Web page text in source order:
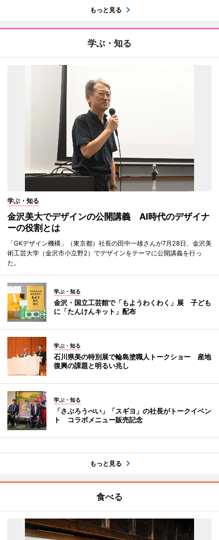
もっと見る
学ぶ・知る
学ぶ・知る
金沢美大でデザインの公開講義 AI時代のデザイナ
ーの役割とは
「GKデザイン機構」（東京都）社長の田中一雄さんが7月28日、金沢美
術工芸大学（金沢市小立野2）でデザインをテーマに公開講義を行っ
た。
学ぶ・知る
金沢・国立工芸館で「もようわくわく」展 子ども
に「たんけんキット」配布
学ぶ・知る
石川県美の特別展で輪島塗職人トークショー 産地
復興の課題と明るい兆し
学ぶ・知る
「さぶろうべい」「スギヨ」の社長がトークイベン
ト コラボメニュー販売記念
もっと見る
食べる